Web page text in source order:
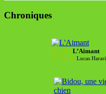
Chroniques
[03:33] L’Aimant
Lucas Harari